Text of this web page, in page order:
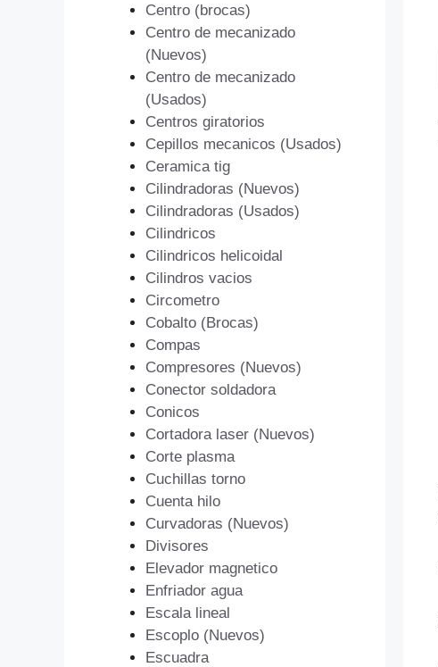
Centro (brocas)
Centro de mecanizado
(Nuevos)
Centro de mecanizado
(Usados)
Centros giratorios
Cepillos mecanicos (Usados)
Ceramica tig
Cilindradoras (Nuevos)
Cilindradoras (Usados)
Cilindricos
Cilindricos helicoidal
Cilindros vacios
Circometro
Cobalto (Brocas)
Compas
Compresores (Nuevos)
Conector soldadora
Conicos
Cortadora laser (Nuevos)
Corte plasma
Cuchillas torno
Cuenta hilo
Curvadoras (Nuevos)
Divisores
Elevador magnetico
Enfriador agua
Escala lineal
Escoplo (Nuevos)
Escuadra